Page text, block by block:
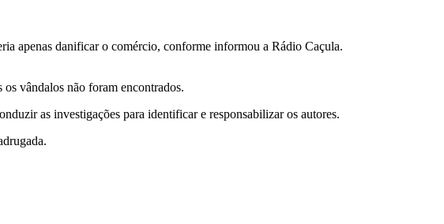
apenas danificar o comércio, conforme informou a Rádio Caçula.
vândalos não foram encontrados.
as investigações para identificar e responsabilizar os autores.